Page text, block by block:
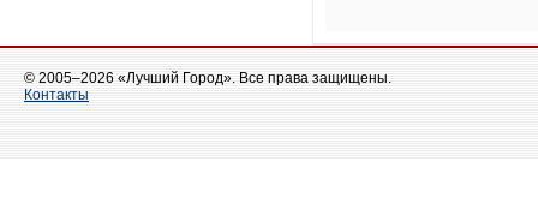
© 2005–2026 «Лучший Город». Все права защищены.
Контакты